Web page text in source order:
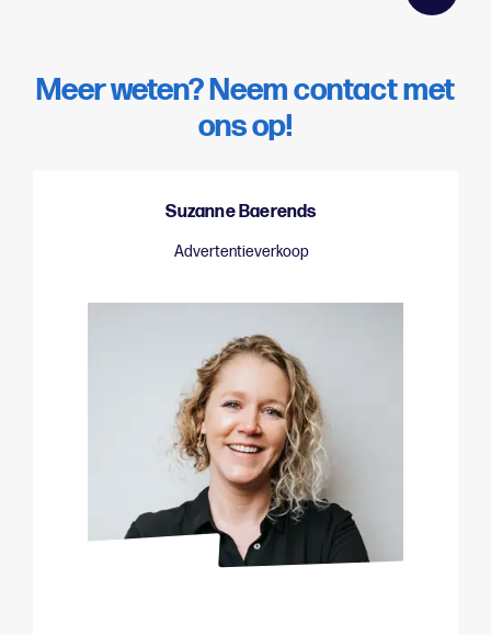
Meer weten? Neem contact met
ons op!
Suzanne Baerends
Advertentieverkoop